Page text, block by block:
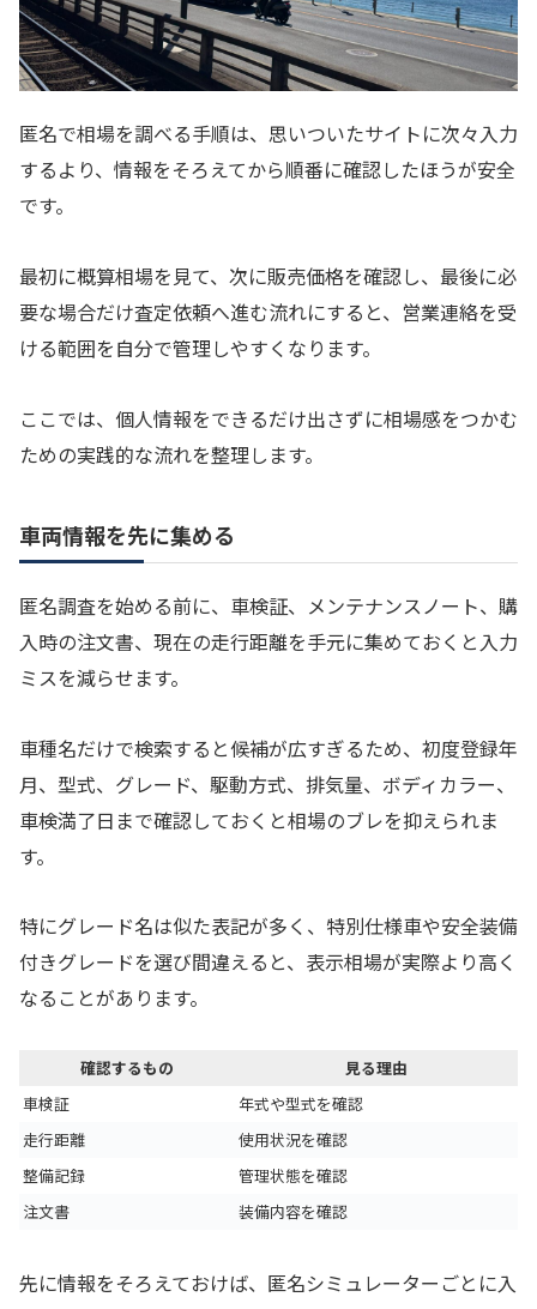
匿名で相場を調べる手順は、思いついたサイトに次々入力
するより、情報をそろえてから順番に確認したほうが安全
です。
最初に概算相場を見て、次に販売価格を確認し、最後に必
要な場合だけ査定依頼へ進む流れにすると、営業連絡を受
ける範囲を自分で管理しやすくなります。
ここでは、個人情報をできるだけ出さずに相場感をつかむ
ための実践的な流れを整理します。
車両情報を先に集める
匿名調査を始める前に、車検証、メンテナンスノート、購
入時の注文書、現在の走行距離を手元に集めておくと入力
ミスを減らせます。
車種名だけで検索すると候補が広すぎるため、初度登録年
月、型式、グレード、駆動方式、排気量、ボディカラー、
車検満了日まで確認しておくと相場のブレを抑えられま
す。
特にグレード名は似た表記が多く、特別仕様車や安全装備
付きグレードを選び間違えると、表示相場が実際より高く
なることがあります。
確認するもの
見る理由
車検証
年式や型式を確認
走行距離
使用状況を確認
整備記録
管理状態を確認
注文書
装備内容を確認
先に情報をそろえておけば、匿名シミュレーターごとに入